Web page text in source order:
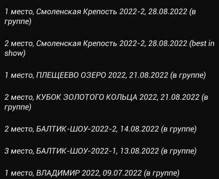
1 место, Смоленская Крепость 2022-2, 28.08.2022 (в
группе)
2 место, Смоленская Крепость 2022-2, 28.08.2022 (best in
show)
1 место, ПЛЕЩЕЕВО ОЗЕРО 2022, 21.08.2022 (в группе)
2 место, КУБОК ЗОЛОТОГО КОЛЬЦА 2022, 21.08.2022 (в
группе)
2 место, БАЛТИК-ШОУ-2022-2, 14.08.2022 (в группе)
3 место, БАЛТИК-ШОУ-2022-1, 13.08.2022 (в группе)
1 место, ВЛАДИМИР 2022, 09.07.2022 (в группе)